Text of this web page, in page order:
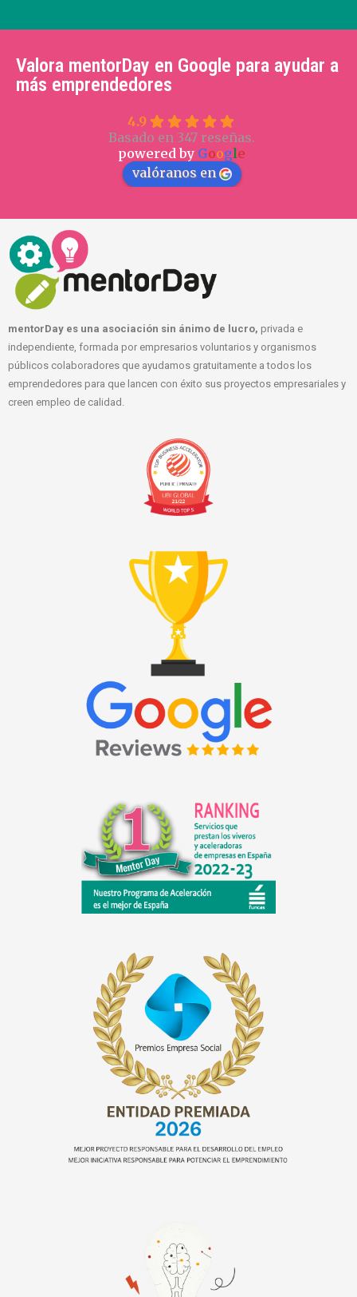
Valora mentorDay en Google para ayudar a
más emprendedores
4.9
Basado en 347 reseñas.
powered by Google
valóranos en
mentorDay es una asociación sin ánimo de lucro, privada e
independiente, formada por empresarios voluntarios y organismos
públicos colaboradores que ayudamos gratuitamente a todos los
emprendedores para que lancen con éxito sus proyectos empresariales y
creen empleo de calidad.